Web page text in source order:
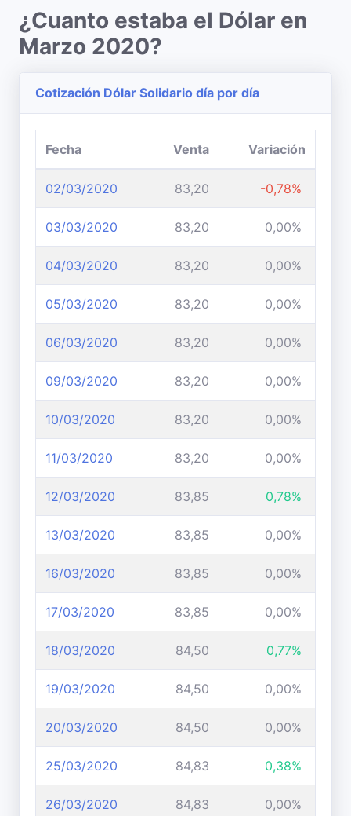
¿Cuanto estaba el Dólar en
Marzo 2020?
Cotización Dólar Solidario día por día
Fecha Venta Variación
02/03/2020 83,20 -0,78%
03/03/2020 83,20 0,00%
04/03/2020 83,20 0,00%
05/03/2020 83,20 0,00%
06/03/2020 83,20 0,00%
09/03/2020 83,20 0,00%
10/03/2020 83,20 0,00%
11/03/2020 83,20 0,00%
12/03/2020 83,85 0,78%
13/03/2020 83,85 0,00%
16/03/2020 83,85 0,00%
17/03/2020 83,85 0,00%
18/03/2020 84,50 0,77%
19/03/2020 84,50 0,00%
20/03/2020 84,50 0,00%
25/03/2020 84,83 0,38%
26/03/2020 84,83 0,00%